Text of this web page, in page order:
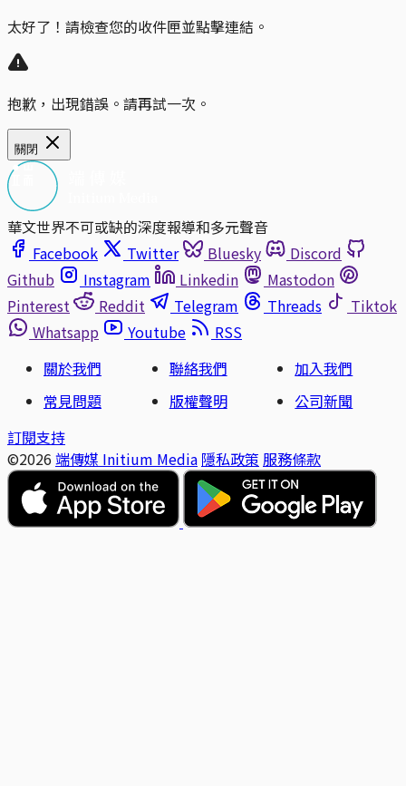
太好了！請檢查您的收件匣並點擊連結。
抱歉，出現錯誤。請再試一次。
關閉
華文世界不可或缺的深度報導和多元聲音
Facebook
Twitter Bluesky
Discord
Github
Instagram Linkedin
Mastodon
Pinterest
Reddit Telegram Threads
Tiktok
Whatsapp
Youtube
RSS
關於我們
聯絡我們
加入我們
常見問題
版權聲明
公司新聞
訂閱支持
©2026 端傳媒 Initium Media 隱私政策 服務條款